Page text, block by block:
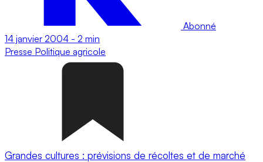
Abonné
14 janvier 2004 - 2 min
Presse Politique agricole
Grandes cultures : prévisions de récoltes et de marché